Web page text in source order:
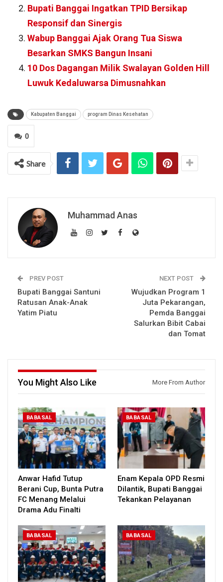
Bupati Banggai Ingatkan TPID Bersikap
Responsif dan Sinergis
Wabup Banggai Ajak Orang Tua Siswa
Besarkan SMKS Bangun Insani
10 Dos Dagangan Milik Swalayan Golden Hill
Luwuk Kedaluwarsa Dimusnahkan
Kabupaten Banggai program Dinas Kesehatan
0
Share
Muhammad Anas
PREV POST
Bupati Banggai Santuni
Ratusan Anak-Anak
Yatim Piatu
NEXT POST
Wujudkan Program 1
Juta Pekarangan,
Pemda Banggai
Salurkan Bibit Cabai
dan Tomat
You Might Also Like More From Author
BABASAL
Anwar Hafid Tutup
Berani Cup, Bunta Putra
FC Menang Melalui
Drama Adu Finalti
BABASAL
Enam Kepala OPD Resmi
Dilantik, Bupati Banggai
Tekankan Pelayanan
BABASAL BABASAL